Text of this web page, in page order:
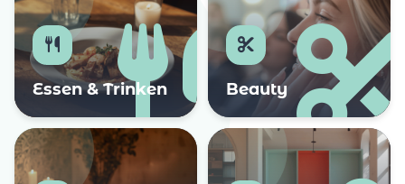
Essen & Trinken Beauty